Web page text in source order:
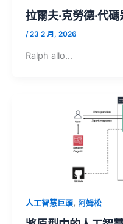
拉爾夫·克勞德·代
/23 2 月, 2026
Ralph allo…
人工智慧巨頭, 阿姆松